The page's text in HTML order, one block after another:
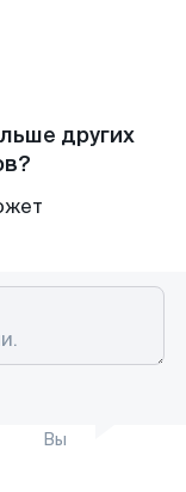
других
Вы